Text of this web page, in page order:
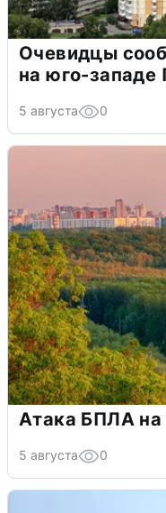
Очевидцы
на юго-западе
5 августа 0
Атака БПЛА на
5 августа 0